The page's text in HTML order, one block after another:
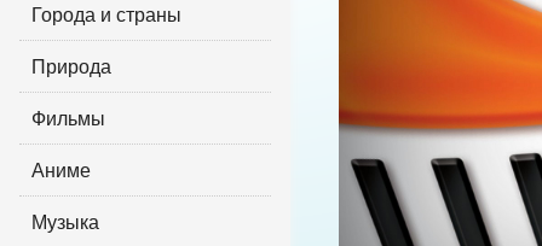
Города и страны
Природа
Фильмы
Аниме
Музыка